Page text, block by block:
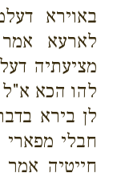
באוירא
לארעא אמר
מציעתיה
להו הכא א"ל
לן בירא
חבלי מפארי
חייטיה אמר